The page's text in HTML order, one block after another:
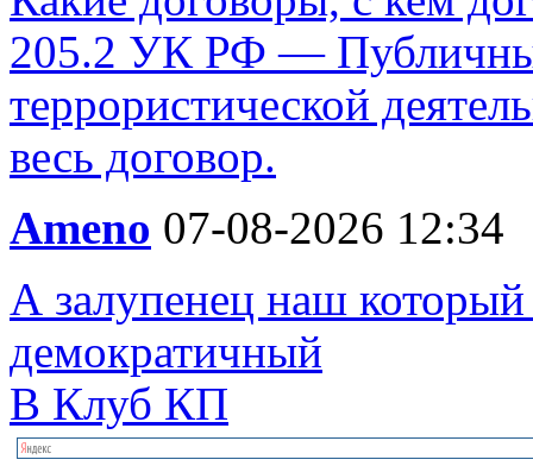
205.2 УК РФ —
террористической
весь договор.
Ameno 07-08-2026 12:34
А залупенец наш
демократичный
В Клуб КП